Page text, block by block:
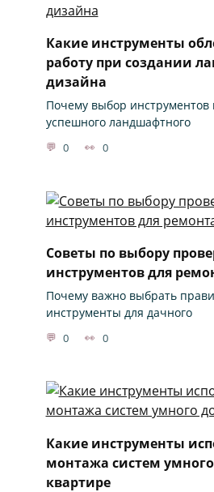
Какие инструменты
работу при создании
дизайна
Почему выбор инструментов
успешного ландшафтного
0 0
Советы по выбору
инструментов для
Почему важно выбрать
инструменты для дачного
0 0
Какие инструменты
монтажа систем
квартире